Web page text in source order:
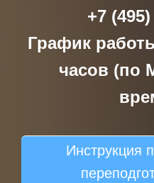
+7
График
часов (по
Инструкция